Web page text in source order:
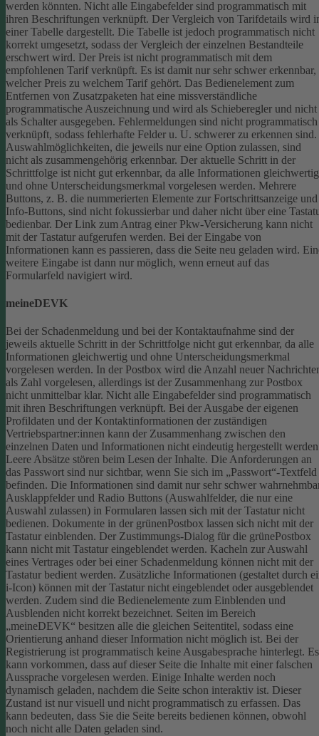
werden könnten. Nicht alle Eingabefelder sind programmatisch mit
ihren Beschriftungen verknüpft. Der Vergleich von Tarifdetails wird
einer Tabelle dargestellt. Die Tabelle ist jedoch programmatisch nicht
korrekt umgesetzt, sodass der Vergleich der einzelnen Bestandteile
erschwert wird. Der Preis ist nicht programmatisch mit dem
empfohlenen Tarif verknüpft. Es ist damit nur sehr schwer erkennbar,
welcher Preis zu welchem Tarif gehört. Das Bedienelement zum
Entfernen von Zusatzpaketen hat eine missverständliche
programmatische Auszeichnung und wird als Schieberegler und nicht
als Schalter ausgegeben. Fehlermeldungen sind nicht programmatisch
verknüpft, sodass fehlerhafte Felder u. U. schwerer zu erkennen sind.
Auswahlmöglichkeiten, die jeweils nur eine Option zulassen, sind
nicht als zusammengehörig erkennbar. Der aktuelle Schritt in der
Schrittfolge ist nicht gut erkennbar, da alle Informationen gleichwertig
und ohne Unterscheidungsmerkmal vorgelesen werden. Mehrere
Buttons, z. B. die nummerierten Elemente zur Fortschrittsanzeige und
Info-Buttons, sind nicht fokussierbar und daher nicht über eine
bedienbar. Der Link zum Antrag einer Pkw-Versicherung kann nicht
mit der Tastatur aufgerufen werden. Bei der Eingabe von
Informationen kann es passieren, dass die Seite neu geladen wird.
weitere Eingabe ist dann nur möglich, wenn erneut auf das
Formularfeld navigiert wird.
meineDEVK
Bei der Schadenmeldung und bei der Kontaktaufnahme sind der
jeweils aktuelle Schritt in der Schrittfolge nicht gut erkennbar, da alle
Informationen gleichwertig und ohne Unterscheidungsmerkmal
vorgelesen werden. In der Postbox wird die Anzahl neuer
als Zahl vorgelesen, allerdings ist der Zusammenhang zur Postbox
nicht unmittelbar klar. Nicht alle Eingabefelder sind programmatisch
mit ihren Beschriftungen verknüpft. Bei der Ausgabe der eigenen
Profildaten und der Kontaktinformationen der zuständigen
Vertriebspartner:innen kann der Zusammenhang zwischen den
einzelnen Daten und Informationen nicht eindeutig hergestellt
Leere Absätze stören beim Lesen der Inhalte. Die Anforderungen an
das Passwort sind nur sichtbar, wenn Sie sich im „Passwort“-Textfeld
befinden. Die Informationen sind damit nur sehr schwer
Ausklappfelder und Radio Buttons (Auswahlfelder, die nur eine
Auswahl zulassen) in Formularen lassen sich mit der Tastatur nicht
bedienen. Dokumente in der grünenPostbox lassen sich nicht mit der
Tastatur einblenden. Der Zustimmungs-Dialog für die grünePostbox
kann nicht mit Tastatur eingeblendet werden. Kacheln zur Auswahl
eines Vertrages oder bei einer Schadenmeldung können nicht mit der
Tastatur bedient werden. Zusätzliche Informationen (gestaltet durch
i-Icon) können mit der Tastatur nicht eingeblendet oder ausgeblendet
werden. Zudem sind die Bedienelemente zum Einblenden und
Ausblenden nicht korrekt bezeichnet. Seiten im Bereich
„meineDEVK“ besitzen alle die gleichen Seitentitel, sodass eine
Orientierung anhand dieser Information nicht möglich ist. Bei der
Registrierung ist programmatisch keine Ausgabesprache hinterlegt. Es
kann vorkommen, dass auf dieser Seite die Inhalte mit einer falschen
Aussprache vorgelesen werden. Einige Inhalte werden noch
dynamisch geladen, nachdem die Seite schon interaktiv ist. Dieser
Zustand ist nur visuell und nicht programmatisch zu erfassen. Das
kann bedeuten, dass Sie die Seite bereits bedienen können, obwohl
noch nicht alle Daten geladen sind.